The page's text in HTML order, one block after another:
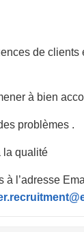
de
à bien
problèmes .
la qualité
à l’adresse